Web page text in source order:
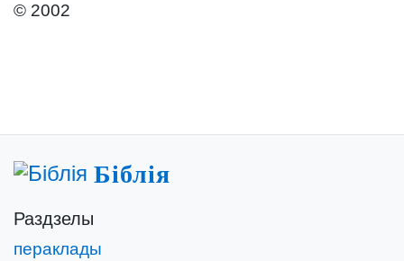
© 2002
Біблія
Раздзелы
пераклады